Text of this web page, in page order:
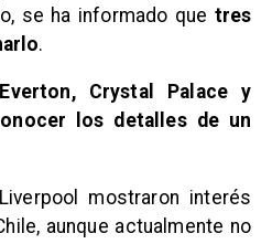
se ha informado que tres
.
Everton, Crystal Palace y
los detalles de un
mostraron interés
aunque actualmente no